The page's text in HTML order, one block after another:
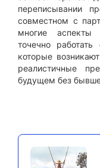
переписывании
совместном с
многие аспекты
точечно
которые
реалистичные
будущем без